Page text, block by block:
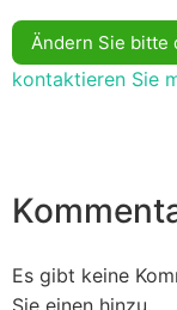
Ändern Sie bitte
kontaktieren Sie
Es gibt keine
Sie einen hinzu.